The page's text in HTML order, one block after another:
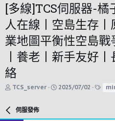
[多線]TCS伺服器-
人在線丨空島生存
業地圖平衡性空島
丨養老丨新手友好
絡
主
起
人
TCS_server
開
2025/07/02
標
伺服發佈